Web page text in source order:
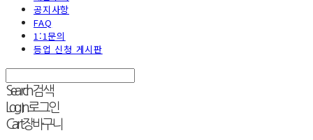
공지사항
FAQ
1:1문의
등업 신청 게시판
Search검색
Log In로그인
Cart장바구니